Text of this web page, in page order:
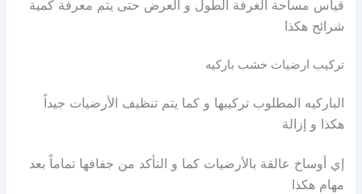
قياس مساحة الغرفة الطول و العرض حتى يتم معرفة كمية
شرائح هكذا
تركيب ارضيات خشب باركيه
الباركيه المطلوب تركيبها و كما يتم تنظيف الأرضيات جيداً
هكذا و إزالة
إي أوساخ عالقة بالأرضيات كما و التأكد من جفافها تماماً بعد
مهام هكذا